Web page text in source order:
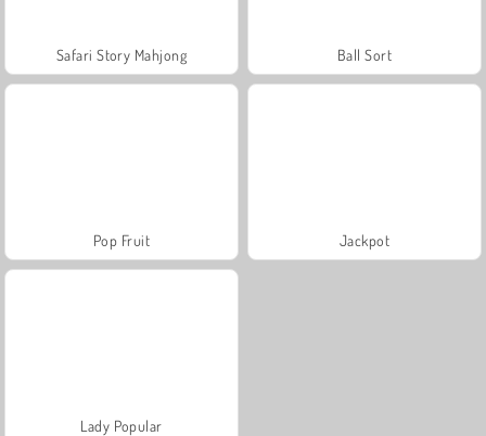
Safari Story Mahjong Ball Sort
Pop Fruit Jackpot
Lady Popular